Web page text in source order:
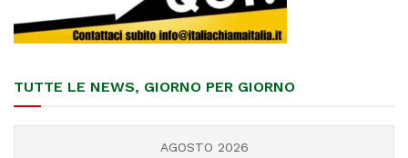
TUTTE LE NEWS, GIORNO PER GIORNO
AGOSTO 2026